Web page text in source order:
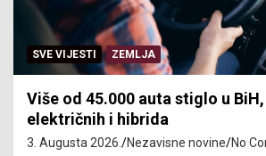
SVE VIJESTI ZEMLJA
Više od 45.000 auta stiglo u
električnih i hibrida
3. Augusta 2026. Nezavisne novine No